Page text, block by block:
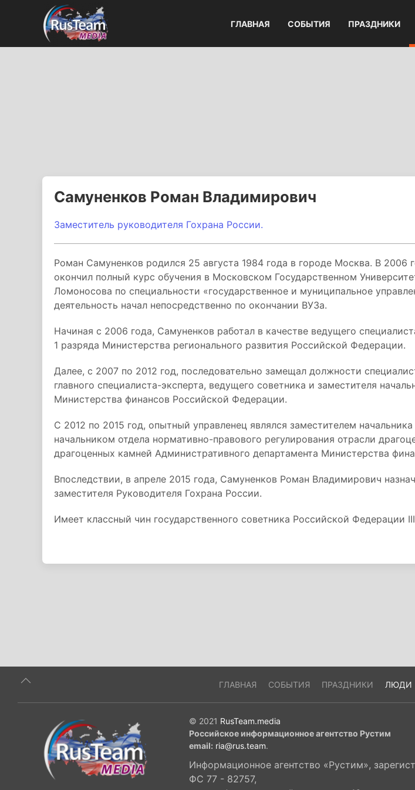
ГЛАВНАЯ СОБЫТИЯ ПРАЗДНИКИ
Самуненков Роман Владимирович
Заместитель руководителя Гохрана России.
Роман Самуненков родился 25 августа 1984 года в городе Москва. В 2006
окончил полный курс обучения в Московском Государственном
Ломоносова по специальности «государственное и муниципальное
деятельность начал непосредственно по окончании ВУЗа.
Начиная с 2006 года, Самуненков работал в качестве ведущего
1 разряда Министерства регионального развития Российской Федерации.
Далее, с 2007 по 2012 год, последовательно замещал должности
главного специалиста-эксперта, ведущего советника и заместителя
Министерства финансов Российской Федерации.
С 2012 по 2015 год, опытный управленец являлся заместителем начальника
начальником отдела нормативно-правового регулирования отрасли
драгоценных камней Административного департамента Министерства
Впоследствии, в апреле 2015 года, Самуненков Роман Владимирович
заместителя Руководителя Гохрана России.
Имеет классный чин государственного советника Российской Федерации
ГЛАВНАЯ СОБЫТИЯ ПРАЗДНИКИ ЛЮДИ
© 2021 RusTeam.media
Российское информационное агентство Рустим
email: ria@rus.team.
Информационное агентство «Рустим»,
ФС 77 - 82757,